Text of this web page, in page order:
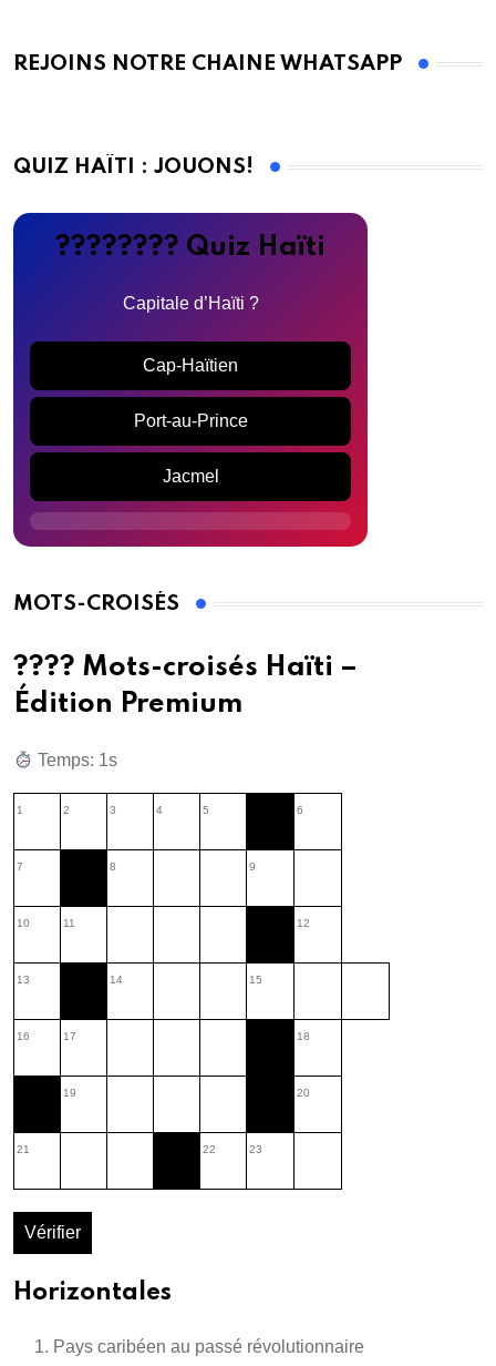
REJOINS NOTRE CHAINE WHATSAPP
QUIZ HAÏTI : JOUONS!
???????? Quiz Haïti
Capitale d’Haïti ?
Cap-Haïtien
Port-au-Prince
Jacmel
MOTS-CROISÉS
???? Mots-croisés Haïti –
Édition Premium
Temps: 2s
1 2 3 4 5 6
7 8 9
10 11 12
13 14 15
16 17 18
19 20
21 22 23
Vérifier
Horizontales
Pays caribéen au passé révolutionnaire